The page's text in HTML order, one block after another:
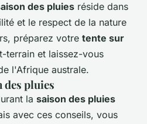
des pluies réside dans
et le respect de la nature
préparez votre tente sur
terrain et laissez-vous
l'Afrique australe.
des pluies
la saison des pluies
avec ces conseils, vous